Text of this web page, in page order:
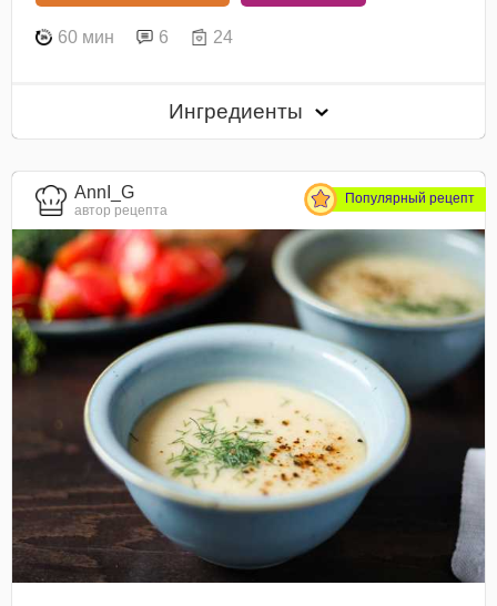
60 мин 6 24
Ингредиенты
AnnI_G
автор рецепта
Популярный рецепт